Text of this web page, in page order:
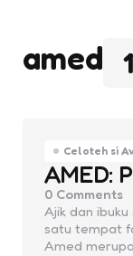
1
amed
Celoteh si
AMED:
0 Comments
Ajik dan
satu tempat
Amed